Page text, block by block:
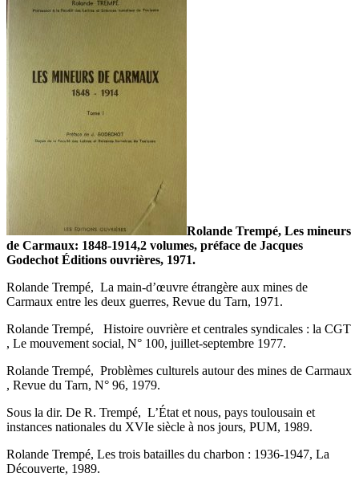
Rolande Trempé, Les mineurs
de Carmaux: 1848-1914,2 volumes, préface de Jacques
Godechot Éditions ouvrières, 1971.
Rolande Trempé, La main-d’œuvre étrangère aux mines de
Carmaux entre les deux guerres, Revue du Tarn, 1971.
Rolande Trempé, Histoire ouvrière et centrales syndicales : la CGT
, Le mouvement social, N° 100, juillet-septembre 1977.
Rolande Trempé, Problèmes culturels autour des mines de Carmaux
, Revue du Tarn, N° 96, 1979.
Sous la dir. De R. Trempé, L’État et nous, pays toulousain et
instances nationales du XVIe siècle à nos jours, PUM, 1989.
Rolande Trempé, Les trois batailles du charbon : 1936-1947, La
Découverte, 1989.